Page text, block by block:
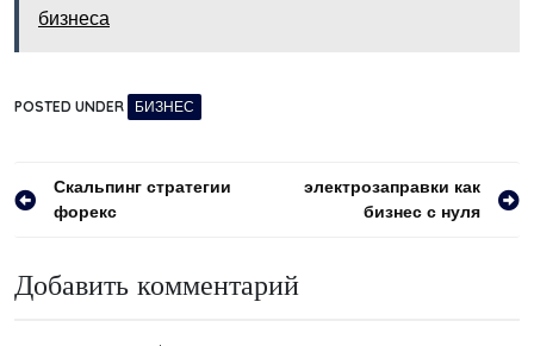
бизнеса
POSTED UNDER БИЗНЕС
Навигация
Скальпинг стратегии
форекс
электрозаправки как
бизнес с нуля
Добавить комментарий